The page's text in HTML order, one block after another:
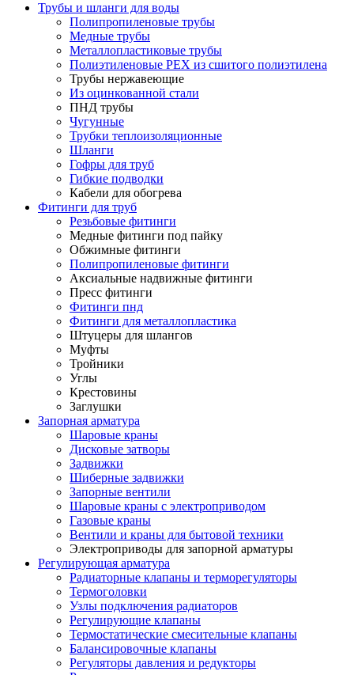
Трубы и шланги для воды
Полипропиленовые трубы
Медные трубы
Металлопластиковые трубы
Полиэтиленовые PEX из сшитого полиэтилена
Трубы нержавеющие
Из оцинкованной стали
ПНД трубы
Чугунные
Трубки теплоизоляционные
Шланги
Гофры для труб
Гибкие подводки
Кабели для обогрева
Фитинги для труб
Резьбовые фитинги
Медные фитинги под пайку
Обжимные фитинги
Полипропиленовые фитинги
Аксиальные надвижные фитинги
Пресс фитинги
Фитинги пнд
Фитинги для металлопластика
Штуцеры для шлангов
Муфты
Тройники
Углы
Крестовины
Заглушки
Запорная арматура
Шаровые краны
Дисковые затворы
Задвижки
Шиберные задвижки
Запорные вентили
Шаровые краны с электроприводом
Газовые краны
Вентили и краны для бытовой техники
Электроприводы для запорной арматуры
Регулирующая арматура
Радиаторные клапаны и терморегуляторы
Термоголовки
Узлы подключения радиаторов
Регулирующие клапаны
Термостатические смесительные клапаны
Балансировочные клапаны
Регуляторы давления и редукторы